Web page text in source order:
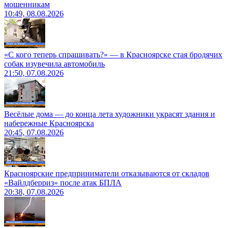
мошенникам
10:49, 08.08.2026
«С кого теперь спрашивать?» — в Красноярске стая бродячих
собак изувечила автомобиль
21:50, 07.08.2026
Весёлые дома — до конца лета художники украсят здания и
набережные Красноярска
20:45, 07.08.2026
Красноярские предприниматели отказываются от складов
«Вайлдберриз» после атак БПЛА
20:38, 07.08.2026